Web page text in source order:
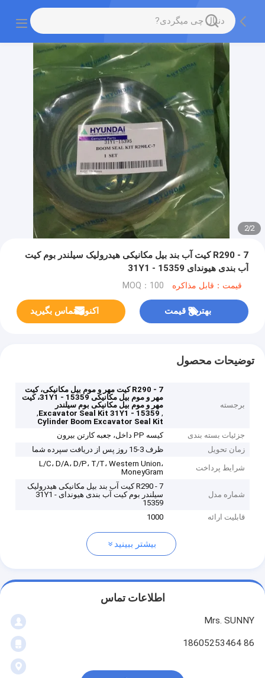
2
/
2
R290 - 7 کیت آب بند بیل مکانیکی هیدرولیک سیلندر بوم کیت
آب بندی هیوندای 31Y1 - 15359
قیمت：قابل مذاکره MOQ：100
بهترین قیمت اکنون تماس بگیرید
توضیحات محصول
برجسته
R290 - 7 کیت مهر و موم بیل مکانیکی، کیت
مهر و موم بیل مکانیکی 31Y1 - 15359، کیت
مهر و موم بیل مکانیکی بوم سیلندر
,
Excavator Seal Kit 31Y1 - 15359
,
Cylinder Boom Excavator Seal Kit
جزئیات بسته بندی
کیسه PP داخل، جعبه کارتن بیرون
زمان تحویل
ظرف 3-15 روز پس از دریافت سپرده شما
شرایط پرداخت
L/C، D/A، D/P، T/T، Western Union،
MoneyGram
شماره مدل
R290 - 7 کیت آب بند بیل مکانیکی هیدرولیک
سیلندر بوم کیت آب بندی هیوندای 31Y1 -
15359
قابلیت ارائه
1000
بیشتر ببینید
اطلاعات تماس
Mrs. SUNNY
86 18605253464